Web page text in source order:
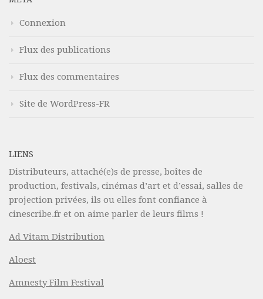
Connexion
Flux des publications
Flux des commentaires
Site de WordPress-FR
LIENS
Distributeurs, attaché(e)s de presse, boîtes de
production, festivals, cinémas d’art et d’essai, salles de
projection privées, ils ou elles font confiance à
cinescribe.fr et on aime parler de leurs films !
Ad Vitam Distribution
Aloest
Amnesty Film Festival